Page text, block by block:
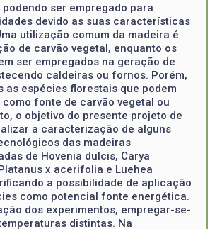
ser empregado para
devido as suas características
utilização comum da madeira é
de carvão vegetal, enquanto os
ser empregados na geração de
caldeiras ou fornos. Porém,
as espécies florestais que podem
fonte de carvão vegetal ou
o objetivo do presente projeto de
a caracterização de alguns
das madeiras
de Hovenia dulcis, Carya
x acerifolia e Luehea
a possibilidade de aplicação
como potencial fonte energética.
dos experimentos, empregar-se-
distintas. Na